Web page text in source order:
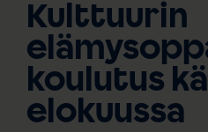
Kulttuurin
koulutus
elokuussa